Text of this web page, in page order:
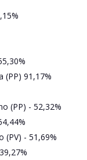
(PP) 91,17%
(PP) - 52,32%
(PV) - 51,69%